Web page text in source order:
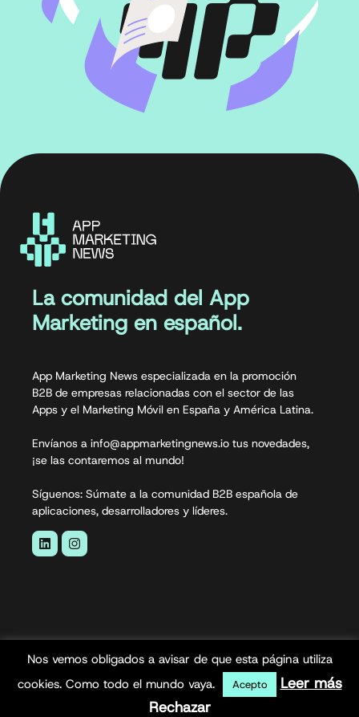
La comunidad del App
Marketing en español.
App Marketing News especializada en la promoción
B2B de empresas relacionadas con el sector de las
Apps y el Marketing Móvil en España y América Latina.
Envíanos a info@appmarketingnews.io tus novedades,
¡se las contaremos al mundo!
Síguenos: Súmate a la comunidad B2B española de
aplicaciones, desarrolladores y líderes.
App Marketing News© 2026. Todos los derechos
Nos vemos obligados a avisar de que esta página utiliza
cookies. Como todo el mundo vaya.
Acepto
Leer más
Rechazar